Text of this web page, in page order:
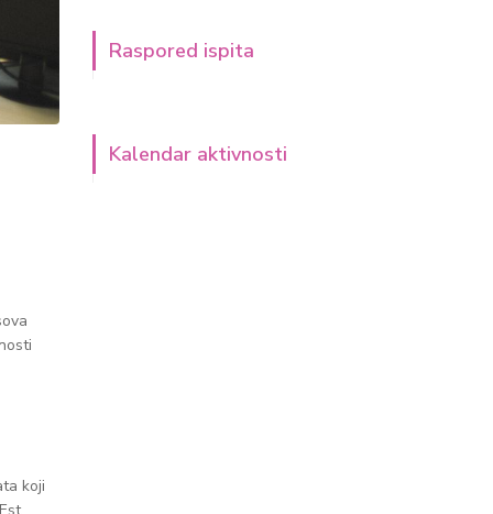
koji
Raspored ispita
Kalendar aktivnosti